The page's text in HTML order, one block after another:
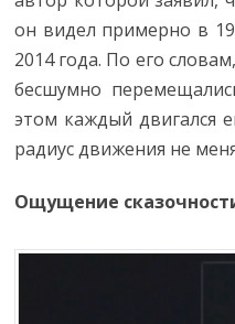
он видел примерно в
2014 года. По его
бесшумно
этом каждый двигался
радиус движения не
Ощущение